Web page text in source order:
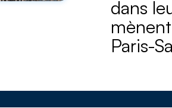
dans
Paris-